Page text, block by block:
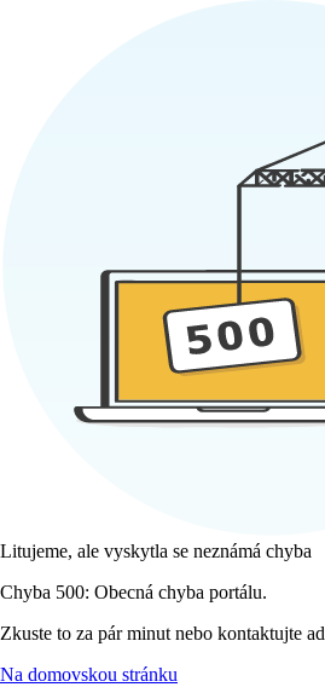
Litujeme, ale vyskytla se neznámá chyba
Chyba 500: Obecná chyba portálu.
Zkuste to za pár minut nebo kontaktujte
Na domovskou stránku